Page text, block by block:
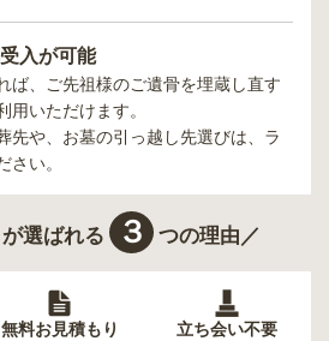
入が可能
ば、ご先祖様のご遺骨を埋蔵し直す
用いただけます。
先や、お墓の引っ越し先選びは、ラ
さい。
選ばれる ３ つの理由／
無料お見積もり 立ち会い不要